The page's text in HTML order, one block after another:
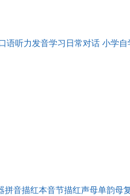
语听力发音学习日常对话 小学自
拼音描红本音节描红声母单韵母